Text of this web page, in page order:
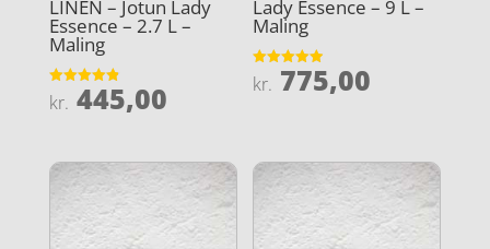
LINEN – Jotun Lady
Essence – 2.7 L –
Maling
Vurderet
4.9
kr. 445,00
Lady Essence – 9 L –
Maling
Vurderet
4.9
kr. 775,00